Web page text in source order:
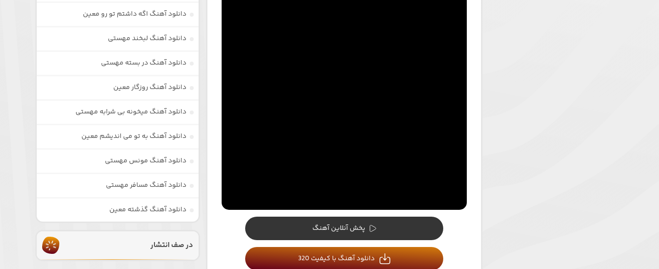
پخش آنلاین آهنگ
دانلود آهنگ با کیفیت 320
دانلود آهنگ اگه داشتم تو رو معین
دانلود آهنگ لبخند مهستی
دانلود آهنگ در بسته مهستی
دانلود آهنگ روزگار معین
دانلود آهنگ میخونه بی شرابه مهستی
دانلود آهنگ به تو می اندیشم معین
دانلود آهنگ مونس مهستی
دانلود آهنگ مسافر مهستی
دانلود آهنگ گذشته معین
در صف انتشار